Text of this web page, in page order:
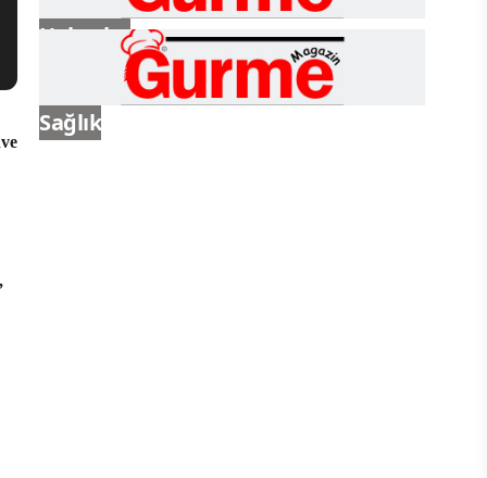
Haberler
Sağlık